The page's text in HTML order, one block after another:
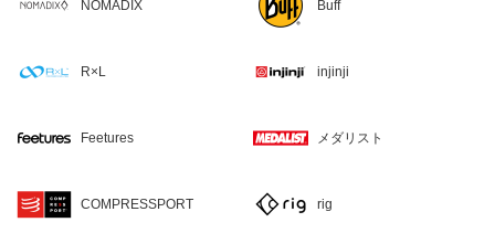
NOMADIX Buff
R×L injinji
Feetures メダリスト
COMPRESSPORT rig